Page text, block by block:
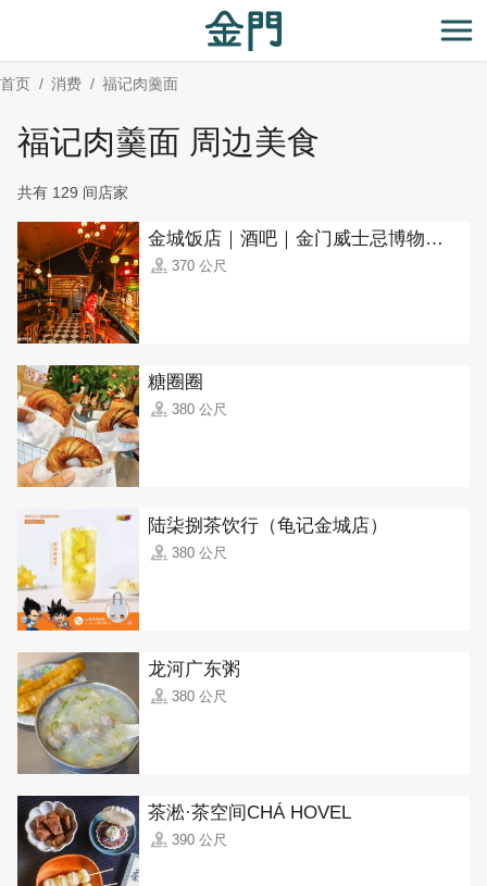
主
要
开
首页 消费 福记肉羹面
福记肉羹面 周边美食
共有 129 间店家
金城饭店｜酒吧｜金门威士忌博物馆(Jincheng Hotel, Kinmen Whisky Museum)
370 公尺
糖圈圈
380 公尺
陆柒捌茶饮行（龟记金城店）
380 公尺
龙河广东粥
380 公尺
茶淞·茶空间CHÁ HOVEL
390 公尺